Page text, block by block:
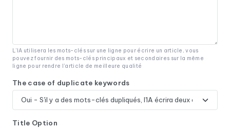
L'IA utilisera les mots-clés sur une ligne pour écrire un article, vous
pouvez fournir des mots-clés principaux et secondaires sur la même
ligne pour rendre l'article de meilleure qualité
The case of duplicate keywords
Title Option